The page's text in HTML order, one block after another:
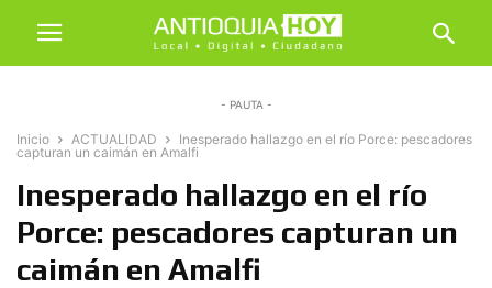
- PAUTA -
Inicio ACTUALIDAD
Inesperado hallazgo en el río Porce: pescadores
capturan un caimán en Amalfi
Inesperado hallazgo en el río
Porce: pescadores capturan un
caimán en Amalfi